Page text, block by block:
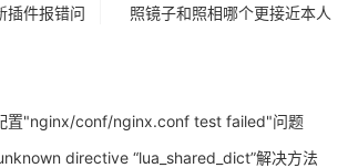
插件报错问
照镜子和照相哪个更接近本人
置"nginx/conf/nginx.conf test failed"问题
directive “lua_shared_dict”解决方法